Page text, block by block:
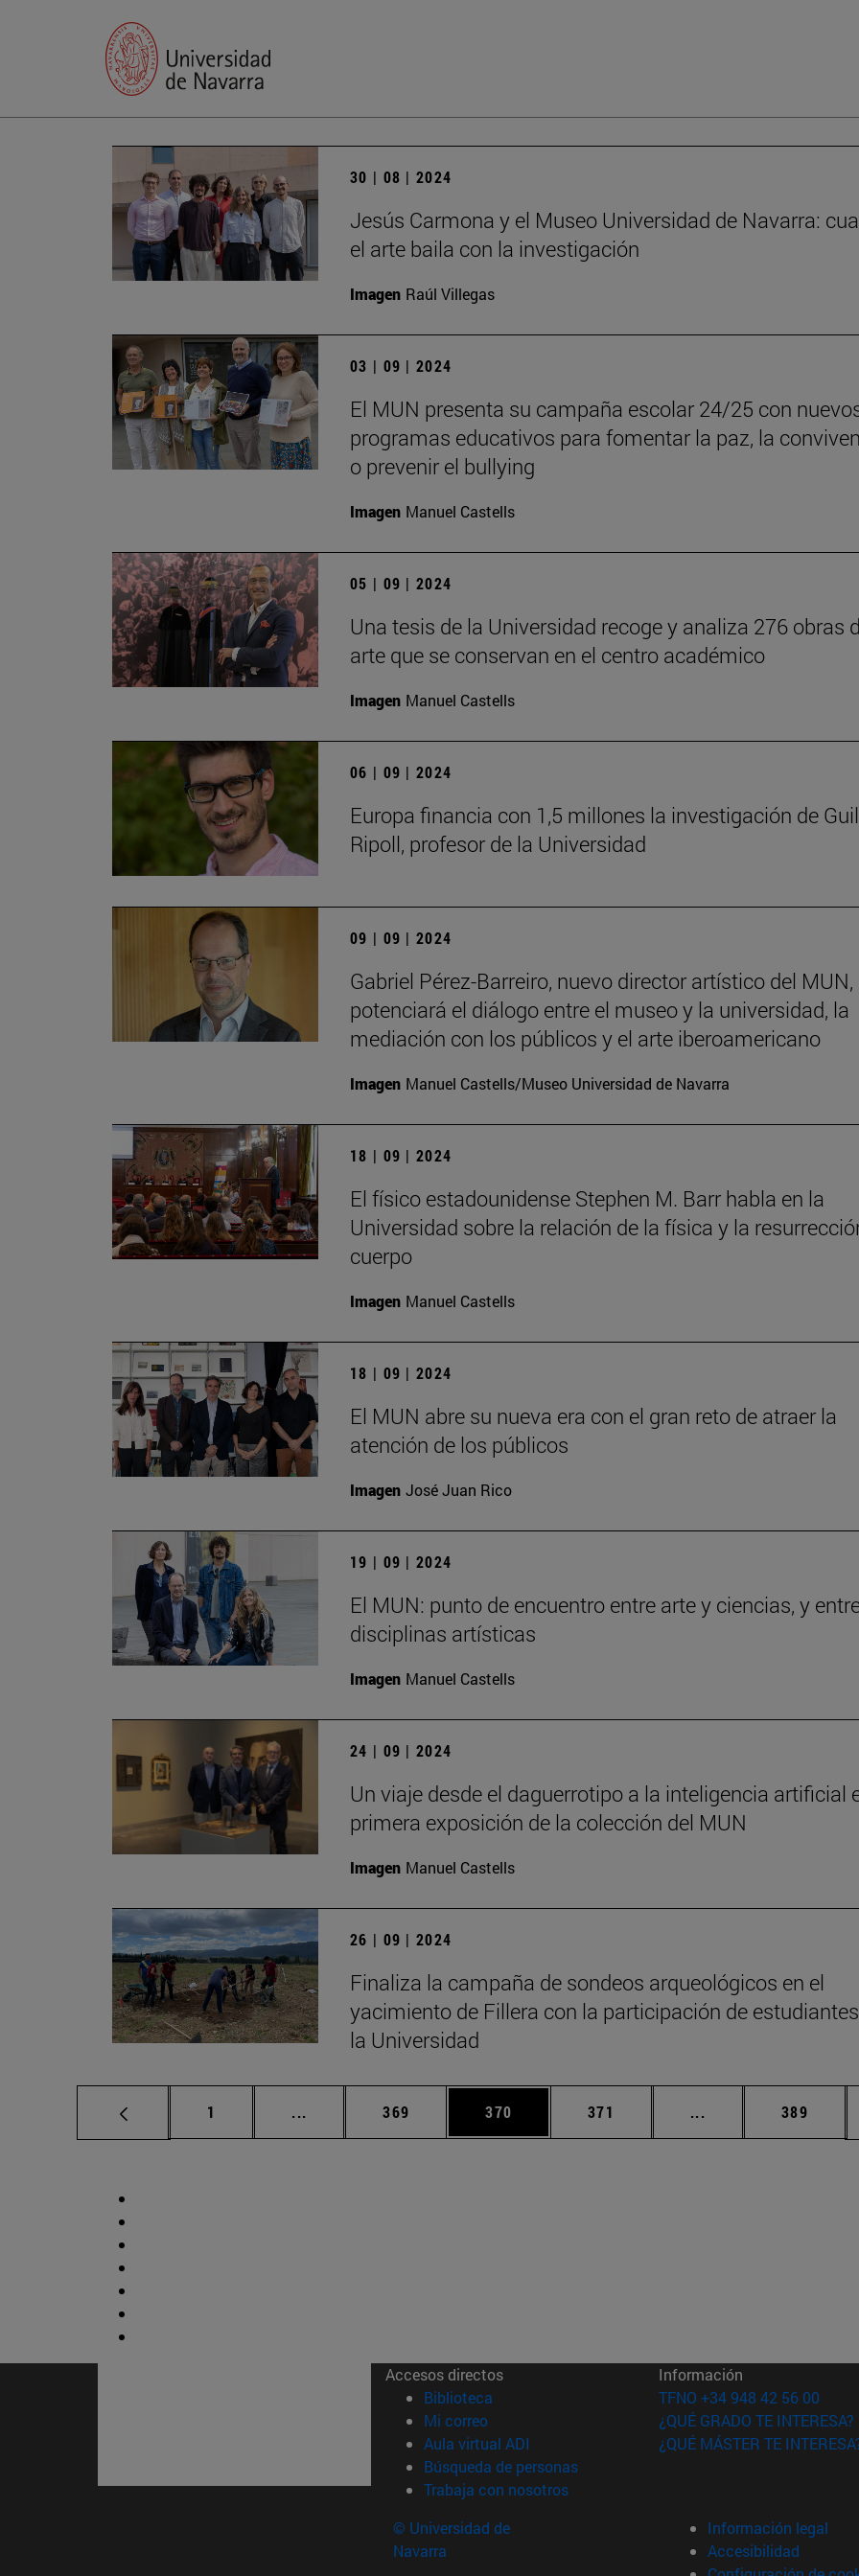
30 | 08 | 2024
Jesús Carmona y el Museo Universidad de Navarra:
el arte baila con la investigación
Imagen Raúl Villegas
03 | 09 | 2024
El MUN presenta su campaña escolar 24/25 con
programas educativos para fomentar la paz, la
o prevenir el bullying
Imagen Manuel Castells
05 | 09 | 2024
Una tesis de la Universidad recoge y analiza 276 obras
arte que se conservan en el centro académico
Imagen Manuel Castells
06 | 09 | 2024
Europa financia con 1,5 millones la investigación de
Ripoll, profesor de la Universidad
09 | 09 | 2024
Gabriel Pérez-Barreiro, nuevo director artístico del MUN,
potenciará el diálogo entre el museo y la universidad, la
mediación con los públicos y el arte iberoamericano
Imagen Manuel Castells/Museo Universidad de Navarra
18 | 09 | 2024
El físico estadounidense Stephen M. Barr habla en la
Universidad sobre la relación de la física y la
cuerpo
Imagen Manuel Castells
18 | 09 | 2024
El MUN abre su nueva era con el gran reto de atraer la
atención de los públicos
Imagen José Juan Rico
19 | 09 | 2024
El MUN: punto de encuentro entre arte y ciencias, y
disciplinas artísticas
Imagen Manuel Castells
24 | 09 | 2024
Un viaje desde el daguerrotipo a la inteligencia artificial
primera exposición de la colección del MUN
Imagen Manuel Castells
26 | 09 | 2024
Finaliza la campaña de sondeos arqueológicos en el
yacimiento de Fillera con la participación de
la Universidad
Página
1 ... Páginas intermedias Use TAB para desplazarse.
Página
369 Página
370 Página
371 ... Páginas Página
389
Accesos directos
Biblioteca (abre en nueva ventana)
Mi correo(abre en nueva ventana)
Aula virtual ADI (abre en nueva ventana)
Búsqueda de personas(abre en nueva ventana)
Trabaja con nosotros(abre en nueva ventana)
Información
TFNO +34 948 42 56 00
¿QUÉ GRADO TE INTERESA?
¿QUÉ MÁSTER TE
© Universidad de
Navarra
Información legal
Accesibilidad